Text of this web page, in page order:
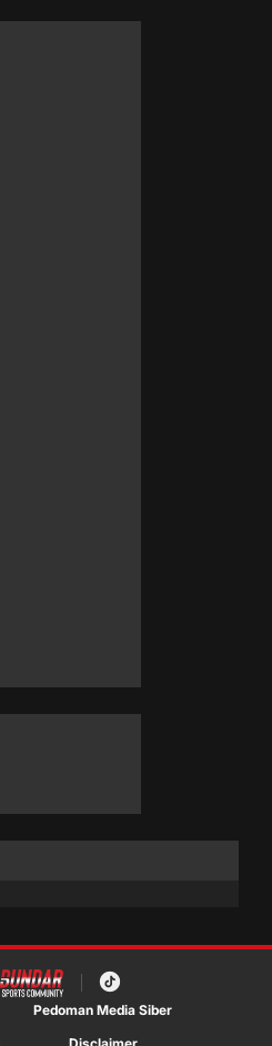
Pedoman Media Siber